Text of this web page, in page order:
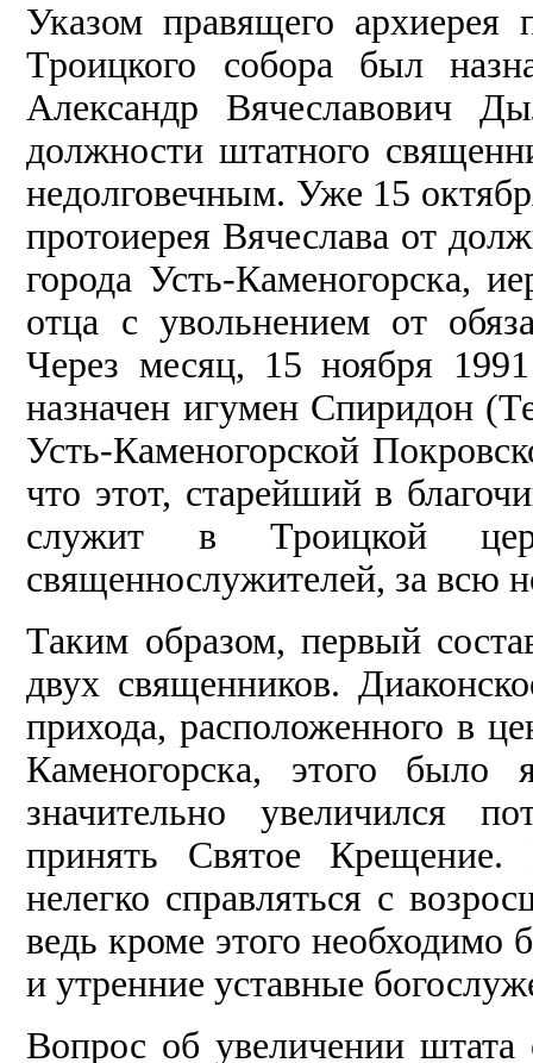
Указом правящего архиерея
Троицкого собора был
Александр Вячеславович
должности штатного
недолговечным. Уже 15
протоиерея Вячеслава от
города Усть-Каменогорска,
отца с увольнением от
Через месяц, 15 ноября
назначен игумен Спиридон
Усть-Каменогорской
что этот, старейший в
служит в Троицкой
священнослужителей, за всю
Таким образом, первый
двух священников.
прихода, расположенного в
Каменогорска, этого было
значительно увеличился
принять Святое
нелегко справляться с
ведь кроме этого необходимо
и утренние уставные
Вопрос об увеличении